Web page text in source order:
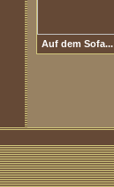
Auf dem Sofa...